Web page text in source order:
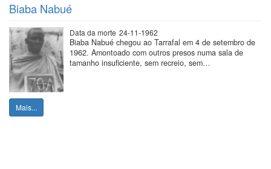
Biaba Nabué
Data da morte 24-11-1962
Biaba Nabué chegou ao Tarrafal em 4 de setembro de
1962. Amontoado com outros presos numa sala de
tamanho insuficiente, sem recreio, sem…
Mais...